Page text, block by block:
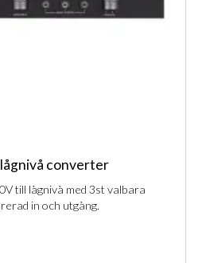
converter
till lågnivå med 3st valbara
in och utgång.